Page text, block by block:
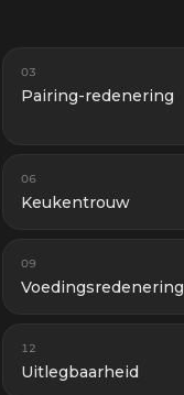
03
Pairing-redenering
06
Keukentrouw
09
Voedingsredenering
12
Uitlegbaarheid